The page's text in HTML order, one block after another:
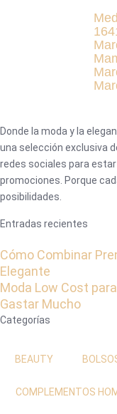
Donde la moda y la
una selección exclusiva
redes sociales para
promociones. Porque
posibilidades.
Entradas recientes
Cómo Combinar
Elegante
Moda Low Cost
Gastar Mucho
Categorías
BEAUTY
COMPLEMENTOS